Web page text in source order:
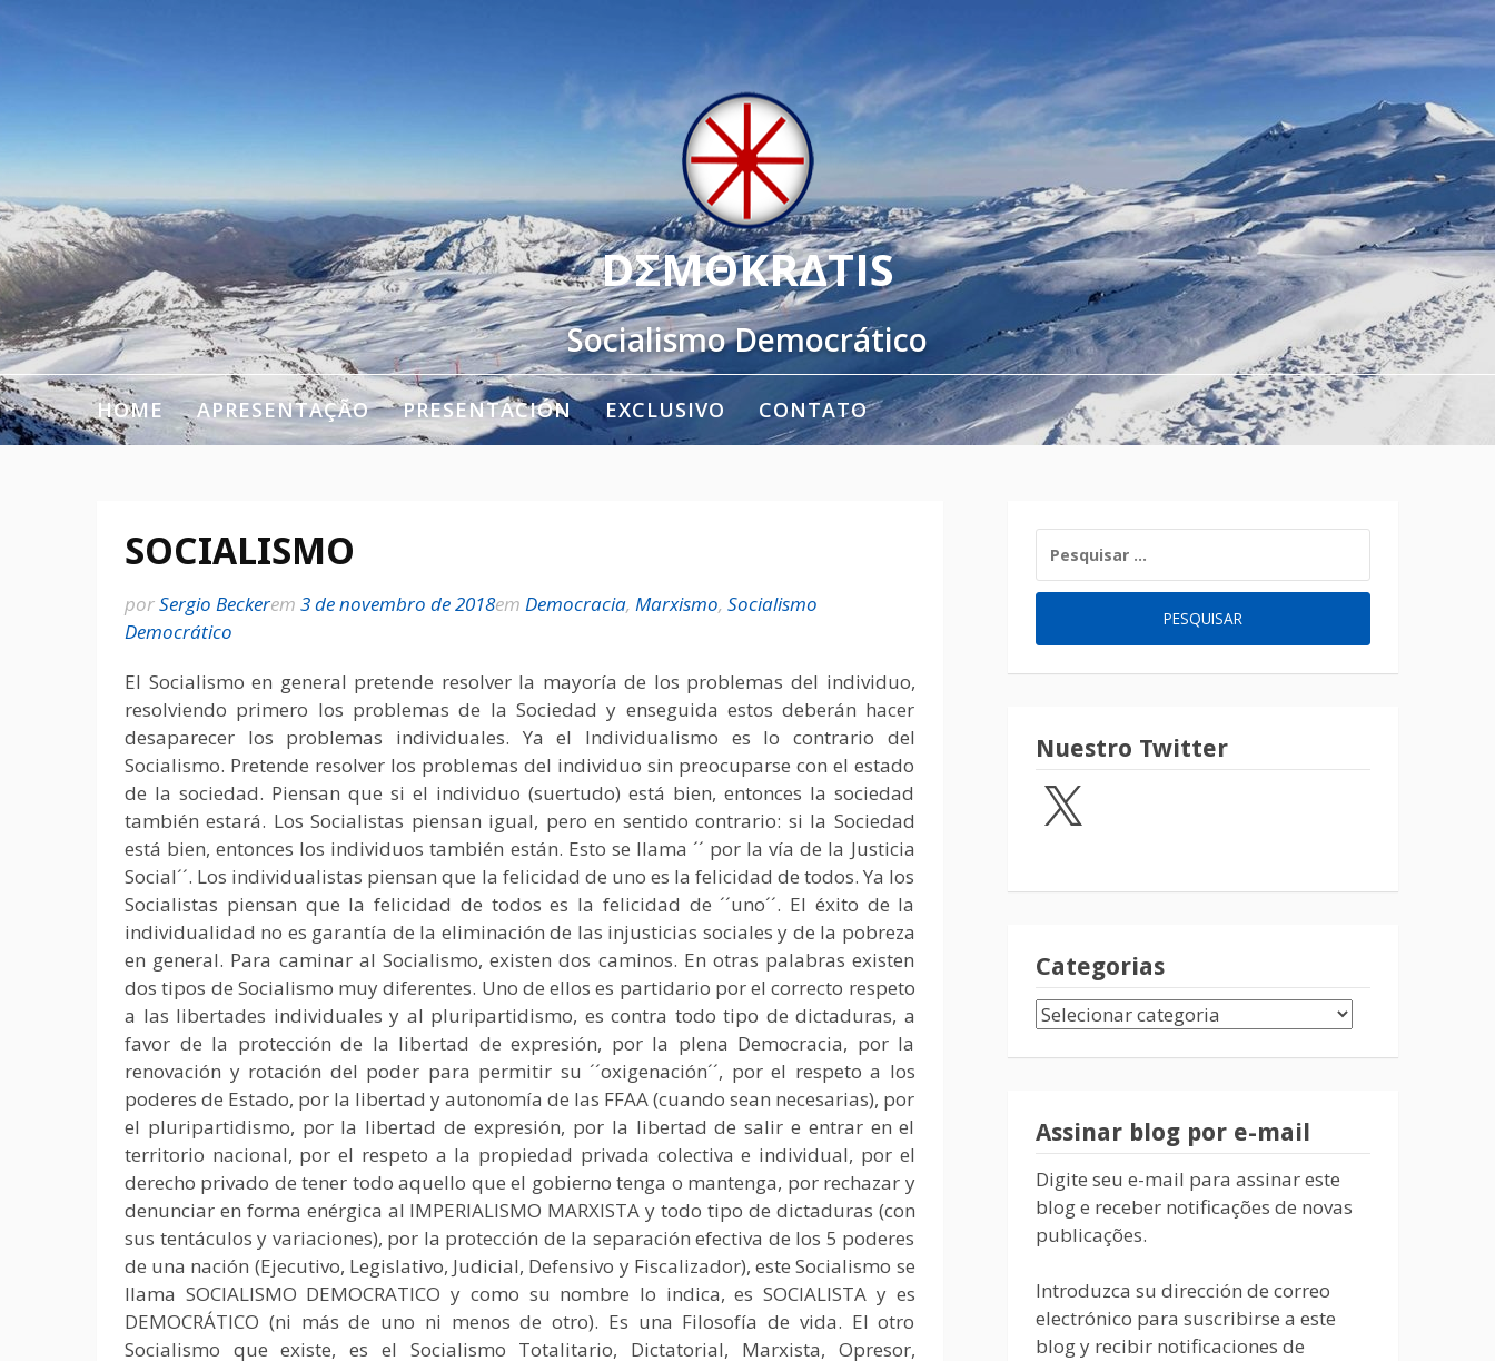
DΣMΘKRΔTIS
Socialismo Democrático
HOME APRESENTAÇÃO PRESENTACIÓN EXCLUSIVO CONTATO
SOCIALISMO
porSergio Beckerem 3 de novembro de 2018em Democracia, Marxismo, Socialismo
Democrático
El Socialismo en general pretende resolver la mayoría de los problemas del individuo,
resolviendo primero los problemas de la Sociedad y enseguida estos deberán hacer
desaparecer los problemas individuales. Ya el Individualismo es lo contrario del
Socialismo. Pretende resolver los problemas del individuo sin preocuparse con el estado
de la sociedad. Piensan que si el individuo (suertudo) está bien, entonces la sociedad
también estará. Los Socialistas piensan igual, pero en sentido contrario: si la Sociedad
está bien, entonces los individuos también están. Esto se llama ´´ por la vía de la Justicia
Social´´. Los individualistas piensan que la felicidad de uno es la felicidad de todos. Ya los
Socialistas piensan que la felicidad de todos es la felicidad de ´´uno´´. El éxito de la
individualidad no es garantía de la eliminación de las injusticias sociales y de la pobreza
en general. Para caminar al Socialismo, existen dos caminos. En otras palabras existen
dos tipos de Socialismo muy diferentes. Uno de ellos es partidario por el correcto respeto
a las libertades individuales y al pluripartidismo, es contra todo tipo de dictaduras, a
favor de la protección de la libertad de expresión, por la plena Democracia, por la
renovación y rotación del poder para permitir su ´´oxigenación´´, por el respeto a los
poderes de Estado, por la libertad y autonomía de las FFAA (cuando sean necesarias), por
el pluripartidismo, por la libertad de expresión, por la libertad de salir e entrar en el
territorio nacional, por el respeto a la propiedad privada colectiva e individual, por el
derecho privado de tener todo aquello que el gobierno tenga o mantenga, por rechazar y
denunciar en forma enérgica al IMPERIALISMO MARXISTA y todo tipo de dictaduras (con
sus tentáculos y variaciones), por la protección de la separación efectiva de los 5 poderes
de una nación (Ejecutivo, Legislativo, Judicial, Defensivo y Fiscalizador), este Socialismo se
llama SOCIALISMO DEMOCRATICO y como su nombre lo indica, es SOCIALISTA y es
DEMOCRÁTICO (ni más de uno ni menos de otro). Es una Filosofía de vida. El otro
Socialismo que existe, es el Socialismo Totalitario, Dictatorial, Marxista, Opresor,
Nuestro Twitter
Categorias
Assinar blog por e-mail
Digite seu e-mail para assinar este
blog e receber notificações de novas
publicações.
Introduzca su dirección de correo
electrónico para suscribirse a este
blog y recibir notificaciones de